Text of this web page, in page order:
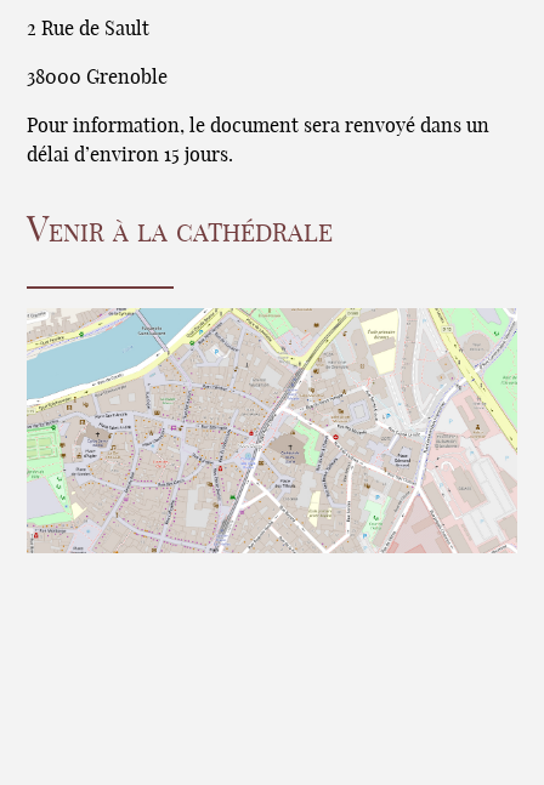
2 Rue de Sault
38000 Grenoble
Pour information, le document sera renvoyé dans un
délai d’environ 15 jours.
Venir à la cathédrale